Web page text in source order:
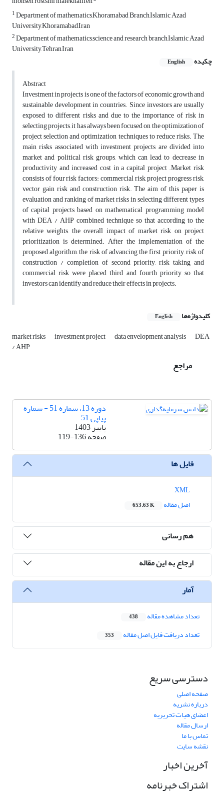
1Department of mathematics,Khoramabad Branch,Islamic Azad
University,Khoramabad,Iran
2Department of mathematics,science and research branch,Islamic Azad
University,Tehran,Iran
چکیده
English
Abstract
Investment in projects is one of the factors of economic growth and
sustainable development in countries. Since investors are usually
exposed to different risks and due to the importance of risk in
selecting projects, it has always been focused on the optimization of
project selection and optimization techniques to reduce risks. The
main risks associated with investment projects are divided into
market and political risk groups, which can lead to decrease in
productivity and increased cost in a capital project .Market risk
consists of four risk factors: commercial risk, project progress risk,
vector gain risk and construction risk. The aim of this paper is
evaluation and ranking of market risks in selecting different types
of capital projects based on mathematical programming model
with DEA / AHP combined technique so that according to the
relative weights, the overall impact of market risk on project
prioritization is determined. After the implementation of the
proposed algorithm, the risk of advancing the first priority, risk of
construction / completion of second priority, risk taking and
commercial risk were placed third and fourth priority so that
investors can identify and reduce their effects in projects.
کلیدواژه‌ها English
market risks investment project data envelopment analysis DEA
/ AHP
مراجع
دوره 13، شماره 51 - شماره
پیاپی 51
پاییز 1403
صفحه119-136
فایل ها
اصل مقاله
653.63 K
هم رسانی
ارجاع به این مقاله
آمار
تعداد مشاهده مقاله 438
تعداد دریافت فایل اصل مقاله 353
دسترسی سریع
صفحه اصلی
درباره نشریه
اعضای هیات تحریریه
ارسال مقاله
تماس با ما
نقشه سایت
آخرین اخبار
اشتراک خبرنامه